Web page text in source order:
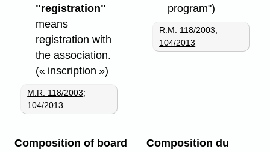
"registration"
means
registration with
the association.
(« inscription »)
M.R. 118/2003;
104/2013
program")
R.M. 118/2003;
104/2013
Composition of board
Composition du